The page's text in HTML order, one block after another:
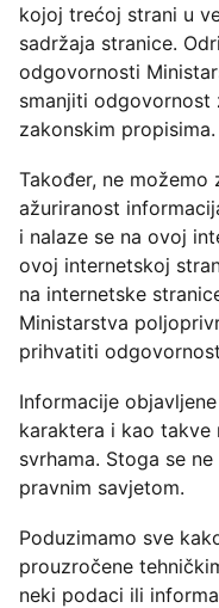
kojoj trećoj strani u
sadržaja stranice.
odgovornosti
smanjiti odgovornost
zakonskim propisima.
Također, ne
ažuriranost
i nalaze se na ovoj
ovoj internetskoj
na internetske
Ministarstva
prihvatiti
Informacije
karaktera i kao takve
svrhama. Stoga se
pravnim savjetom.
Poduzimamo sve
prouzročene
neki podaci ili